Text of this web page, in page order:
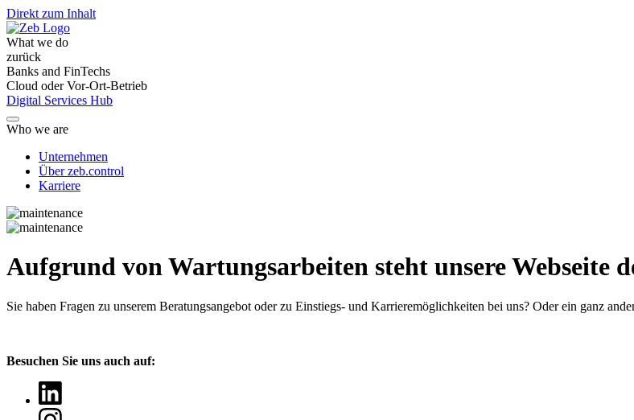
Direkt zum Inhalt
What we do
zurück
Banks and FinTechs
Cloud oder Vor-Ort-Betrieb
Digital Services Hub
Who we are
Unternehmen
Über zeb.control
Karriere
Aufgrund von Wartungsarbeiten steht unsere Webseite
Sie haben Fragen zu unserem Beratungsangebot oder zu Einstiegs- und Karrieremöglichkeiten bei uns? Oder ein ganz
Besuchen Sie uns auch auf: